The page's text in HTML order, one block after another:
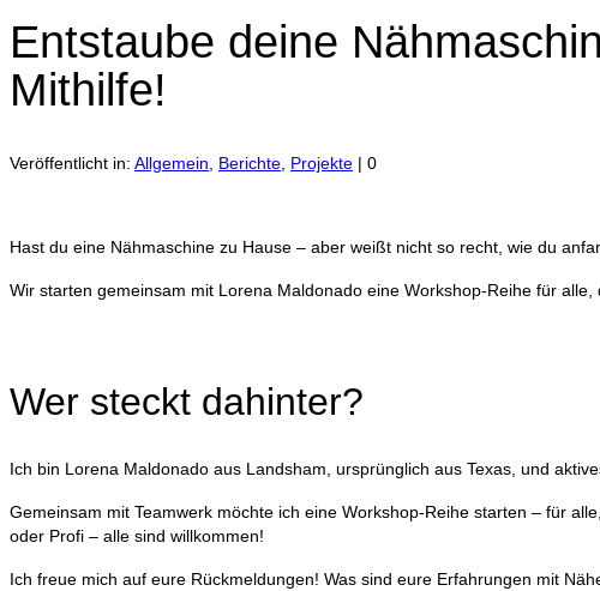
Entstaube deine
Mithilfe!
Veröffentlicht in: Allgemein Berichte Projekte | 0
Hast du eine Nähmaschine zu Hause – aber weißt nicht so recht, wie du
Wir starten gemeinsam mit Lorena Maldonado eine Workshop-Reihe für
Wer steckt dahinter?
Ich bin Lorena Maldonado aus Landsham, ursprünglich aus Texas, und
Gemeinsam mit Teamwerk möchte ich eine Workshop-Reihe starten – für
oder Profi – alle sind willkommen!
Ich freue mich auf eure Rückmeldungen! Was sind eure Erfahrungen mit